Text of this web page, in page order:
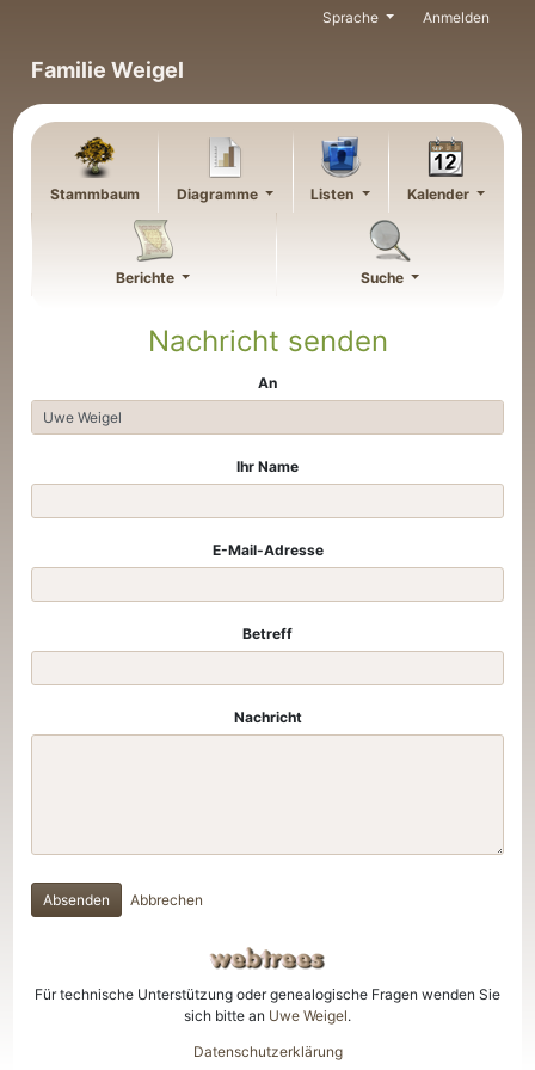
Familie Weigel
Sprache Anmelden
Stammbaum Diagramme Listen Kalender
Berichte Suche
Nachricht senden
An
Ihr Name
E-Mail-Adresse
Betreff
Nachricht
Absenden Abbrechen
Für technische Unterstützung oder genealogische Fragen wenden Sie
sich bitte an Uwe Weigel.
Datenschutzerklärung